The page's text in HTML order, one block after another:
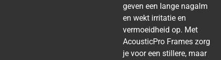
geven een lange nagalm
en wekt irritatie en
vermoeidheid op. Met
AcousticPro Frames zorg
je voor een stillere, maar